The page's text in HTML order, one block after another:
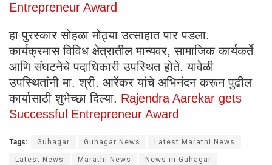
Entrepreneur Award
हा पुरस्कार सोहळा मोठ्या उत्साहात पार पडला.
कार्यक्रमास विविध क्षेत्रातील मान्यवर, सामाजिक कार्यकर्ते
आणि संघटनेचे पदाधिकारी उपस्थित होते. यावेळी
उपस्थितांनी मा. श्री. आरेंकर यांचे अभिनंदन करून पुढील
कार्यासाठी शुभेच्छा दिल्या. Rajendra Aarekar gets
Successful Entrepreneur Award
Tags: Guhagar Guhagar News Latest Marathi News
Latest News Marathi News News in Guhagar